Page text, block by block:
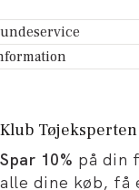
-
dit køb
Tøjeksperten
og artikler
Klub Tøjeksperten
Spar 10% på din
alle dine køb, få